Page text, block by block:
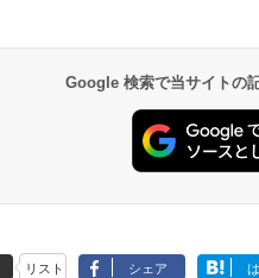
Google 検索で当サイトの
リスト シェア